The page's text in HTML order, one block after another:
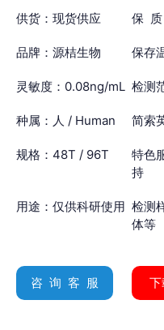
供货：现货供应 保
品牌：源桔生物 保存
灵敏度：0.08ng/mL 检测
种属：人 / Human 简索
规格：48T / 96T
特色
持
用途：仅供科研使用 检测
体等
咨 询 客 服